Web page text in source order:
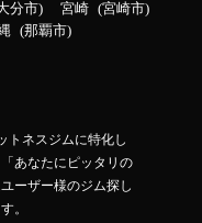
分市 宮崎
宮崎市
那覇市
トネスジムに特化し
あなたにピッタリの
ーザー様のジム探し
。